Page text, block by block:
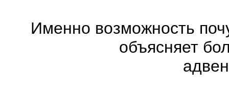
Именно возможность
объясняет